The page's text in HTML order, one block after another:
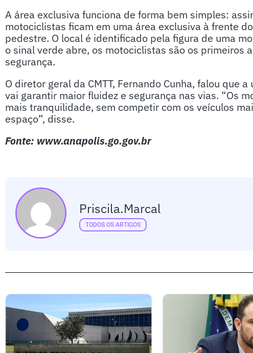
A área exclusiva funciona de forma bem simples:
motociclistas ficam em uma área exclusiva à frente
pedestre. O local é identificado pela figura de uma
o sinal verde abre, os motociclistas são os primeiros
segurança.
O diretor geral da CMTT, Fernando Cunha, falou que
vai garantir maior fluidez e segurança nas vias. “Os
mais tranquilidade, sem competir com os veículos
espaço”, disse.
Fonte: www.anapolis.go.gov.br
Priscila.marcal
TODOS OS ARTIGOS